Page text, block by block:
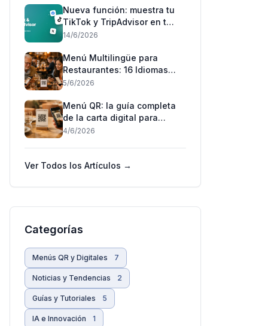
restaurantes en España
Nueva función: muestra tu
TikTok y TripAdvisor en tu
menú 📲
14/6/2026
Menú Multilingüe para
Restaurantes: 16 Idiomas
con un Código QR (2026)
5/6/2026
Menú QR: la guía completa
de la carta digital para
restaurantes (2026)
4/6/2026
Ver Todos los Artículos →
Categorías
Menús QR y Digitales 7
Noticias y Tendencias 2
Guías y Tutoriales 5
IA e Innovación 1